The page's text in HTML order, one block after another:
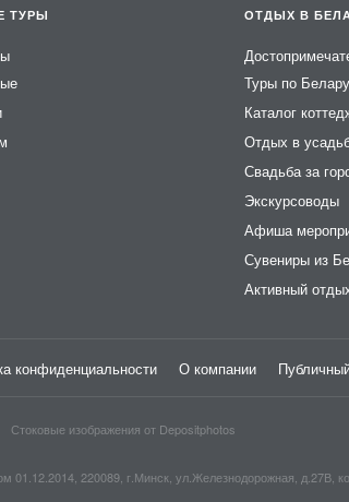
ТУРЫ ОТДЫХ В
Туры по
Каталог
Отдых в
Свадьба за
Экскурсоводы
Афиша
Сувениры из
Активный
конфиденциальности О компании
Стоковые изображения от Depositphotos
220089, г.Минск, ул.Железнодорожная, д.27В,